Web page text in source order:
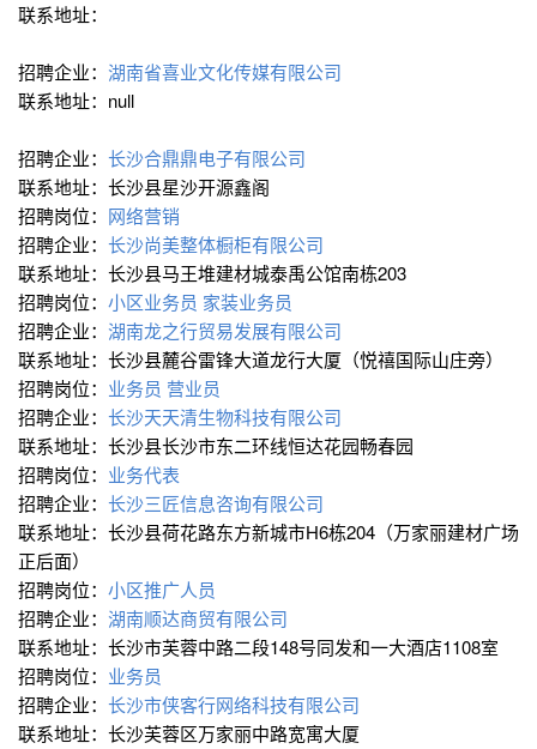
联系地址：
招聘企业： 湖南省喜业文化传媒有限公司
联系地址：null
招聘企业： 长沙合鼎鼎电子有限公司
联系地址：长沙县星沙开源鑫阁
招聘岗位： 网络营销
招聘企业： 长沙尚美整体橱柜有限公司
联系地址：长沙县马王堆建材城泰禹公馆南栋203
招聘岗位： 小区业务员 家装业务员
招聘企业： 湖南龙之行贸易发展有限公司
联系地址：长沙县麓谷雷锋大道龙行大厦（悦禧国际山庄旁）
招聘岗位： 业务员 营业员
招聘企业： 长沙天天清生物科技有限公司
联系地址：长沙县长沙市东二环线恒达花园畅春园
招聘岗位： 业务代表
招聘企业： 长沙三匠信息咨询有限公司
联系地址：长沙县荷花路东方新城市H6栋204（万家丽建材广场
正后面）
招聘岗位： 小区推广人员
招聘企业： 湖南顺达商贸有限公司
联系地址：长沙市芙蓉中路二段148号同发和一大酒店1108室
招聘岗位： 业务员
招聘企业： 长沙市侠客行网络科技有限公司
联系地址：长沙芙蓉区万家丽中路宽寓大厦